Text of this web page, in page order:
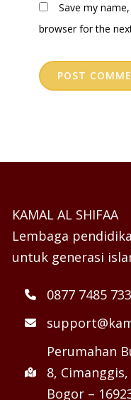
Save my
browser for the
KAMAL AL SHIFAA
Lembaga
untuk generasi
0877 7485
Perumahan
8,
Bogor –